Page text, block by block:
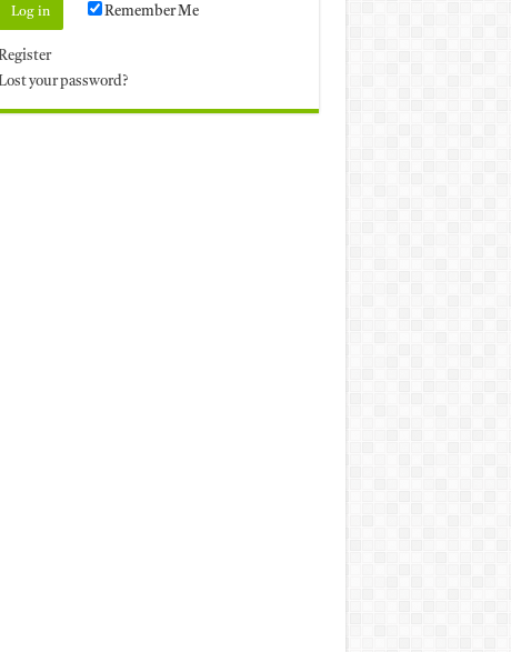
Remember Me
Register
Lost your password?